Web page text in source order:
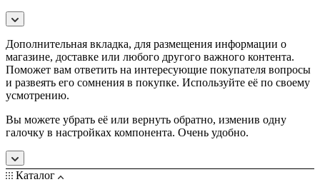
Дополнительная вкладка, для размещения информации о
магазине, доставке или любого другого важного контента.
Поможет вам ответить на интересующие покупателя вопросы
и развеять его сомнения в покупке. Используйте её по своему
усмотрению.
Вы можете убрать её или вернуть обратно, изменив одну
галочку в настройках компонента. Очень удобно.
Каталог